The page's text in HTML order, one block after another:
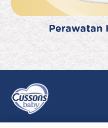
Perawatan